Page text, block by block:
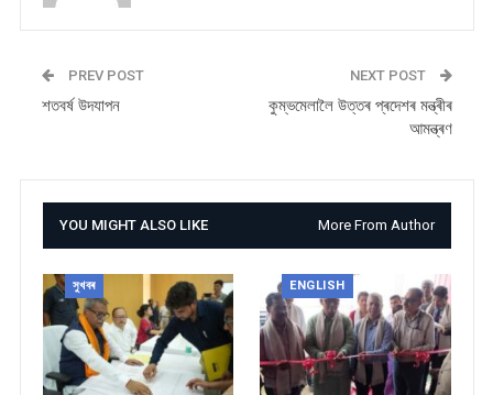
PREV POST
শতবৰ্ষ উদযাপন
NEXT POST
কুম্ভমেলালৈ উত্তৰ প্ৰদেশৰ মন্ত্ৰীৰ
আমন্ত্ৰণ
YOU MIGHT ALSO LIKE More From Author
সুখবৰ ENGLISH